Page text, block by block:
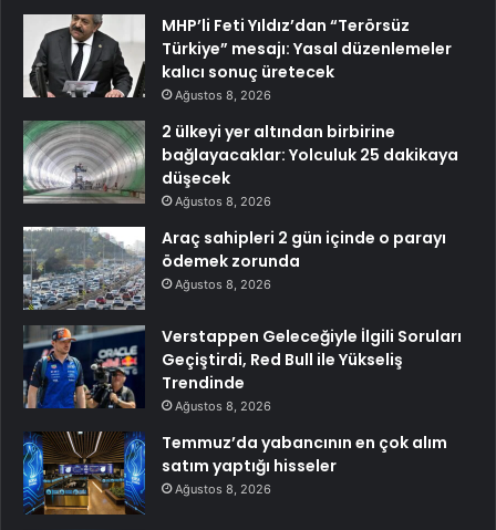
MHP’li Feti Yıldız’dan “Terörsüz
Türkiye” mesajı: Yasal düzenlemeler
kalıcı sonuç üretecek
Ağustos 8, 2026
2 ülkeyi yer altından birbirine
bağlayacaklar: Yolculuk 25 dakikaya
düşecek
Ağustos 8, 2026
Araç sahipleri 2 gün içinde o parayı
ödemek zorunda
Ağustos 8, 2026
Verstappen Geleceğiyle İlgili Soruları
Geçiştirdi, Red Bull ile Yükseliş
Trendinde
Ağustos 8, 2026
Temmuz’da yabancının en çok alım
satım yaptığı hisseler
Ağustos 8, 2026